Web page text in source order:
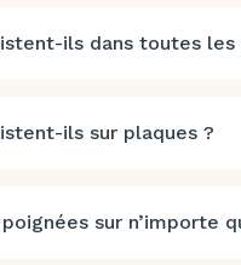
ils dans toutes les
ils sur plaques ?
sur n’importe